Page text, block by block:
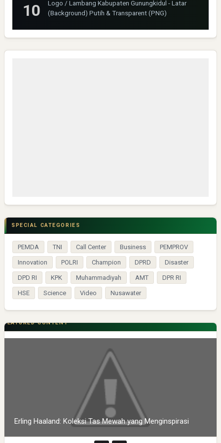
Logo / Lambang Kabupaten Gunungkidul - Latar
(Background) Putih & Transparent (PNG)
SPECIAL CATEGORIES
PEMDA TNI Call Center Business PEMPROV
Innovation POLRI Champion DPRD Disaster
DPD RI KPK Muhammadiyah AMT DPR RI
HSE Science Video Nusawater
FEATURED CONTENT
Erling Haaland: Koleksi Tas Mewah yang Menginspirasi